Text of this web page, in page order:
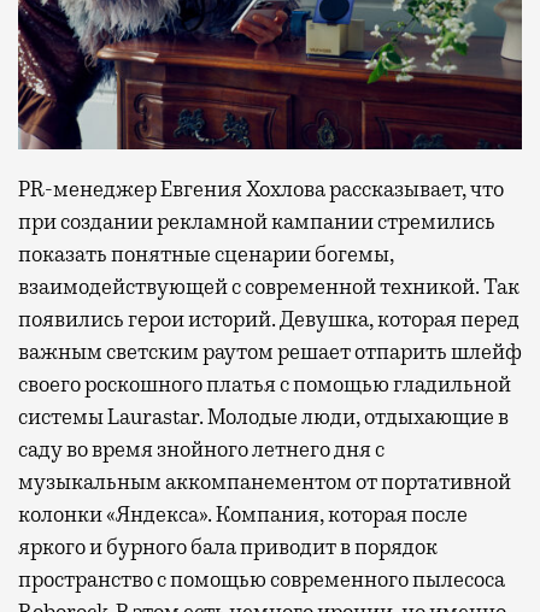
PR-менеджер Евгения Хохлова рассказывает, что
при создании рекламной кампании стремились
показать понятные сценарии богемы,
взаимодействующей с современной техникой. Так
появились герои историй. Девушка, которая перед
важным светским раутом решает отпарить шлейф
своего роскошного платья с помощью гладильной
системы Laurastar. Молодые люди, отдыхающие в
саду во время знойного летнего дня с
музыкальным аккомпанементом от портативной
колонки «Яндекса». Компания, которая после
яркого и бурного бала приводит в порядок
пространство с помощью современного пылесоса